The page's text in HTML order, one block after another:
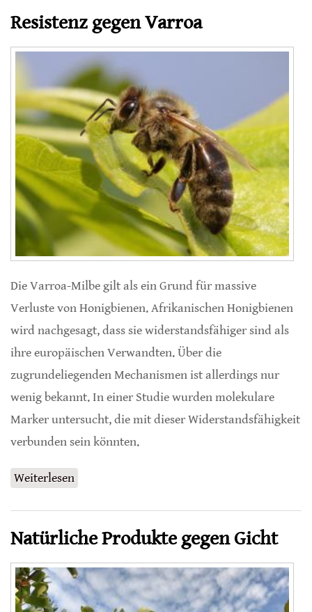
Resistenz gegen Varroa
Die Varroa-Milbe gilt als ein Grund für massive
Verluste von Honigbienen. Afrikanischen Honigbienen
wird nachgesagt, dass sie widerstandsfähiger sind als
ihre europäischen Verwandten. Über die
zugrundeliegenden Mechanismen ist allerdings nur
wenig bekannt. In einer Studie wurden molekulare
Marker untersucht, die mit dieser Widerstandsfähigkeit
verbunden sein könnten.
Weiterlesen
Natürliche Produkte gegen Gicht